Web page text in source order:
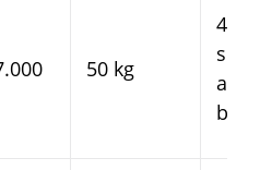
50 kg
4–7